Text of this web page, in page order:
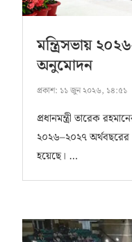
মন্ত্রিসভায়
অনুমোদন
প্রকাশ: ১১ জুন ২০২৬, ১৪:৫১
প্রধানমন্ত্রী তারেক
২০২৬–২০২৭ অর্থবছরের
হয়েছে। …